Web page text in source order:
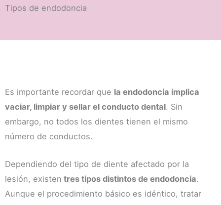
Tipos de endodoncia
Es importante recordar que la endodoncia implica
vaciar, limpiar y sellar el conducto dental. Sin
embargo, no todos los dientes tienen el mismo
número de conductos.
Dependiendo del tipo de diente afectado por la
lesión, existen tres tipos distintos de endodoncia.
Aunque el procedimiento básico es idéntico, tratar